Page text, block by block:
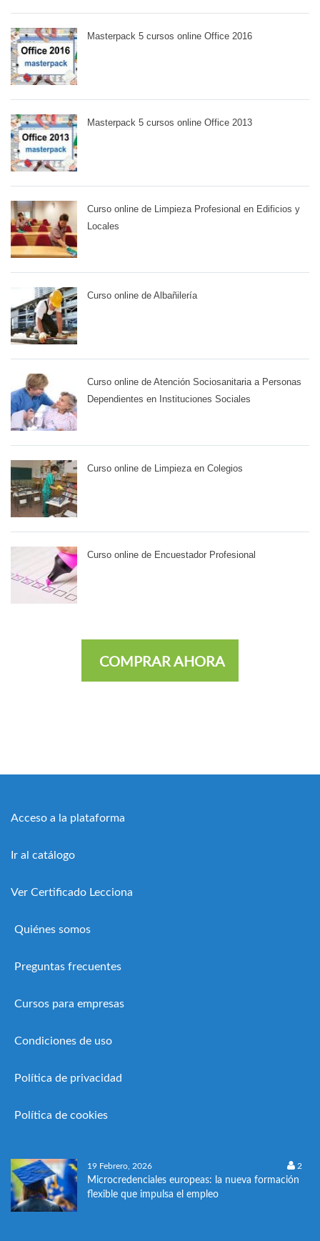
Masterpack 5 cursos online Office 2016
Masterpack 5 cursos online Office 2013
Curso online de Limpieza Profesional en Edificios y
Locales
Curso online de Albañilería
Curso online de Atención Sociosanitaria a Personas
Dependientes en Instituciones Sociales
Curso online de Limpieza en Colegios
Curso online de Encuestador Profesional
COMPRAR AHORA
Acceso a la plataforma
Ir al catálogo
Ver Certificado Lecciona
Quiénes somos
Preguntas frecuentes
Cursos para empresas
Condiciones de uso
Política de privacidad
Política de cookies
19 Febrero, 2026 2
Microcredenciales europeas: la nueva formación
flexible que impulsa el empleo